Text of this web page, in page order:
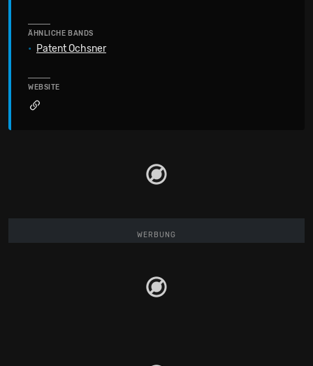
ÄHNLICHE BANDS
• Patent Ochsner
WEBSITE
WERBUNG